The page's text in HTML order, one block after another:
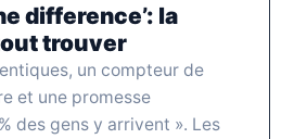
difference’: la
trouver
un compteur de
et une promesse
des gens y arrivent ». Les